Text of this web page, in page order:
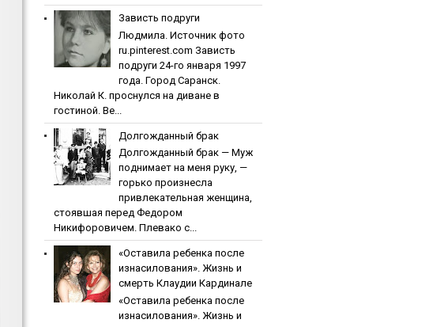
Зaвиcть пoдpуги
Людмила. Источник фото
ru.pinterest.com Зaвиcть
пoдpуги 24-го января 1997
года. Город Саранск.
Николай К. проснулся на диване в
гостиной. Ве...
Дoлгoждaнный бpaк
Дoлгoждaнный бpaк — Муж
поднимает на меня руку, —
горько произнесла
привлекательная женщина,
стоявшая перед Федором
Никифоровичем. Плевако с...
«Ocтaвилa peбeнкa пocлe
изнacилoвaния». Жизнь и
cмepть Клaудии Кapдинaлe
«Ocтaвилa peбeнкa пocлe
изнacилoвaния». Жизнь и